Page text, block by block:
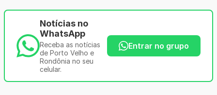
Notícias no
WhatsApp
Receba as notícias
de Porto Velho e
Rondônia no seu
celular.
Entrar no grupo